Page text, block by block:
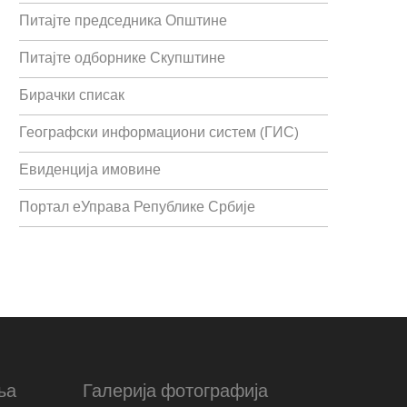
Питајте председника Општине
Питајте одборнике Скупштине
Бирачки списак
Географски информациони систем (ГИС)
Евиденција имовине
Портал еУправа Републике Србије
Галерија фотографија